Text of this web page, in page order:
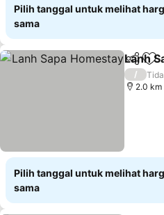
Pilih tanggal untuk melihat
sama
Bagikan
Lanh
/
2.0
Pilih tanggal untuk melihat
sama